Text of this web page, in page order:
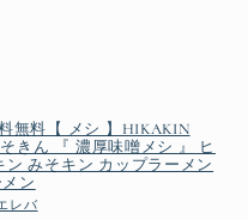
無料【 メシ 】HIKAKIN
きん 『 濃厚味噌メシ 』 ヒ
ン みそキン カップラーメン
ン
レバ